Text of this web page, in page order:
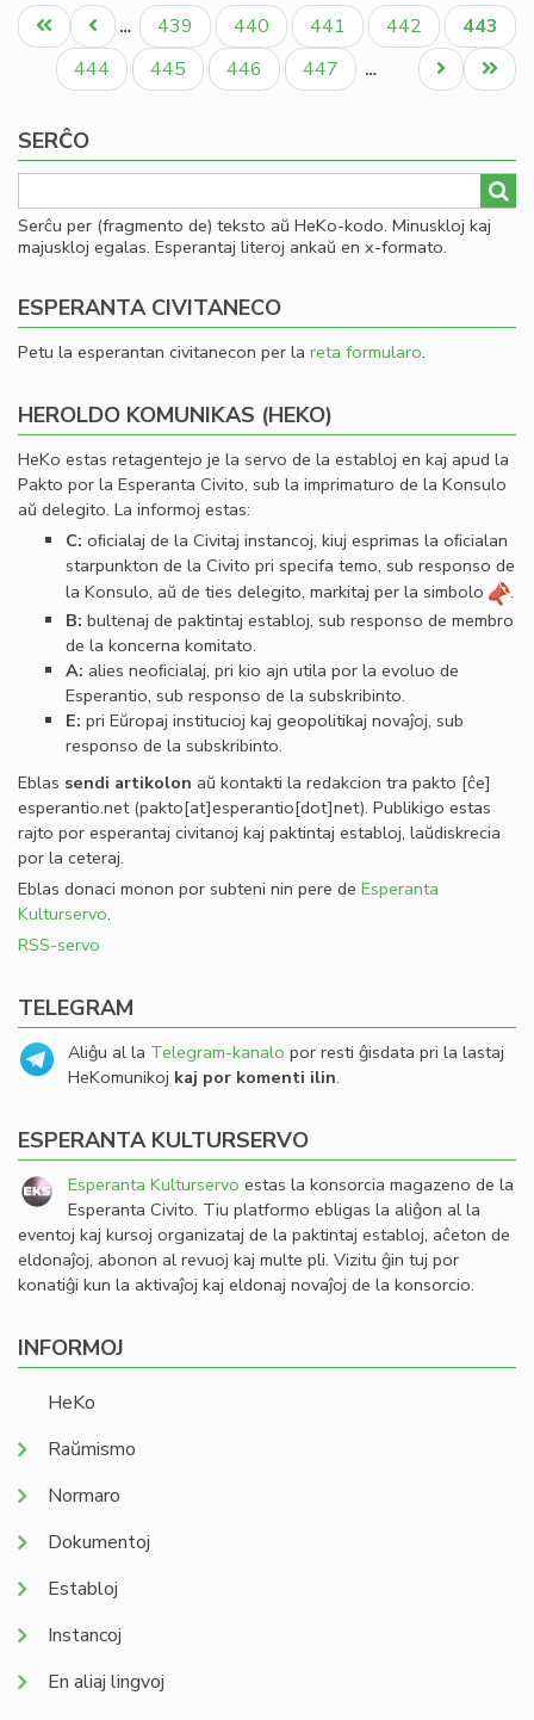
Pagination
Unua
paĝo
Antaŭa
paĝo
… Paĝo
439 Paĝo
440 Paĝo
441 Paĝo
442
Aktuala
paĝo
443
Paĝo
444 Paĝo
445 Paĝo
446 Paĝo
447 …
Last
page
Next
page
SERĈO
Serĉu per (fragmento de) teksto aŭ HeKo-kodo. Minuskloj kaj
majuskloj egalas. Esperantaj literoj ankaŭ en x-formato.
ESPERANTA CIVITANECO
Petu la esperantan civitanecon per la reta formularo.
HEROLDO KOMUNIKAS (HEKO)
HeKo estas retagentejo je la servo de la establoj en kaj apud la
Pakto por la Esperanta Civito, sub la imprimaturo de la Konsulo
aŭ delegito. La informoj estas:
C: oﬁcialaj de la Civitaj instancoj, kiuj esprimas la oﬁcialan
starpunkton de la Civito pri specifa temo, sub responso de
la Konsulo, aŭ de ties delegito, markitaj per la simbolo
.
B: bultenaj de paktintaj establoj, sub responso de membro
de la koncerna komitato.
A: alies neoﬁcialaj, pri kio ajn utila por la evoluo de
Esperantio, sub responso de la subskribinto.
E: pri Eŭropaj institucioj kaj geopolitikaj novaĵoj, sub
responso de la subskribinto.
Eblas sendi artikolon aŭ kontakti la redakcion tra pakto [ĉe]
esperantio.net(pakto[at]esperantio[dot]net). Publikigo estas
rajto por esperantaj civitanoj kaj paktintaj establoj, laŭdiskrecia
por la ceteraj.
Eblas donaci monon por subteni nin pere de Esperanta
Kulturservo.
RSS-servo
TELEGRAM
Aliĝu al la Telegram-kanalo por resti ĝisdata pri la lastaj
HeKomunikoj kaj por komenti ilin.
ESPERANTA KULTURSERVO
Esperanta Kulturservo estas la konsorcia magazeno de la
Esperanta Civito. Tiu platformo ebligas la aliĝon al la
eventoj kaj kursoj organizataj de la paktintaj establoj, aĉeton de
eldonaĵoj, abonon al revuoj kaj multe pli. Vizitu ĝin tuj por
konatiĝi kun la aktivaĵoj kaj eldonaj novaĵoj de la konsorcio.
INFORMOJ
HeKo
Raŭmismo
Normaro
Dokumentoj
Establoj
Instancoj
En aliaj lingvoj